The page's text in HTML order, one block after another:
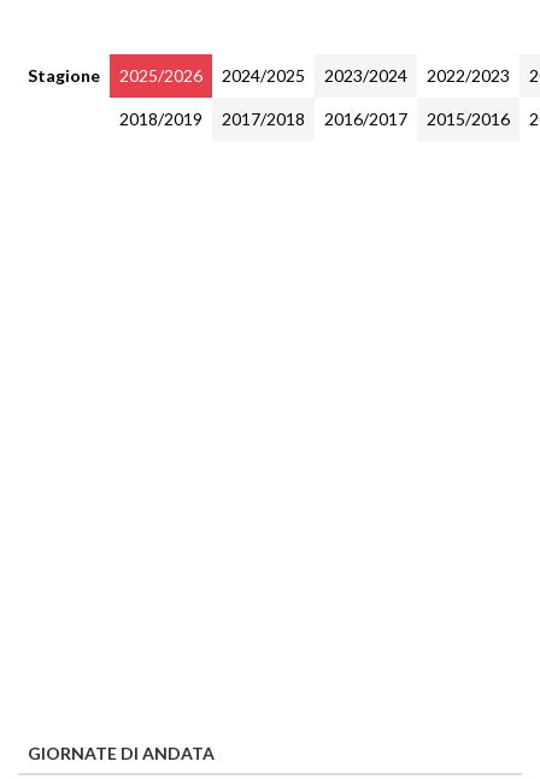
Stagione 2025/2026 2024/2025 2023/2024 2022/2023
2018/2019 2017/2018 2016/2017 2015/2016
GIORNATE DI ANDATA